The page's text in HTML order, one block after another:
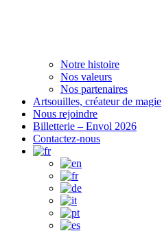
Notre histoire
Nos valeurs
Nos partenaires
Artsouilles, créateur de magie
Nous rejoindre
Billetterie – Envol 2026
Contactez-nous